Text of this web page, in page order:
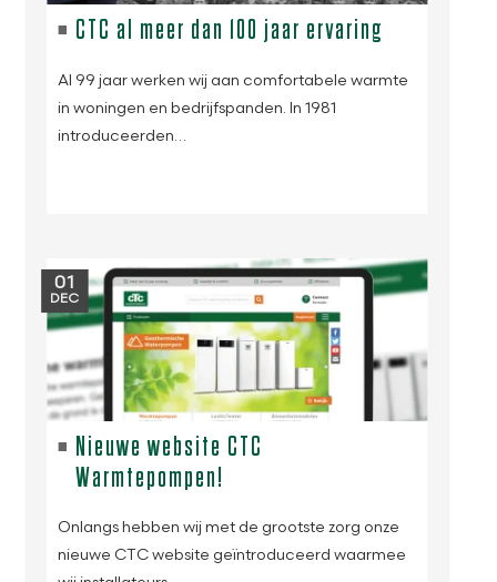
CTC al meer dan 100 jaar ervaring
Al 99 jaar werken wij aan comfortabele warmte
in woningen en bedrijfspanden. In 1981
introduceerden…
01
DEC
Nieuwe website CTC
Warmtepompen!
Onlangs hebben wij met de grootste zorg onze
nieuwe CTC website geïntroduceerd waarmee